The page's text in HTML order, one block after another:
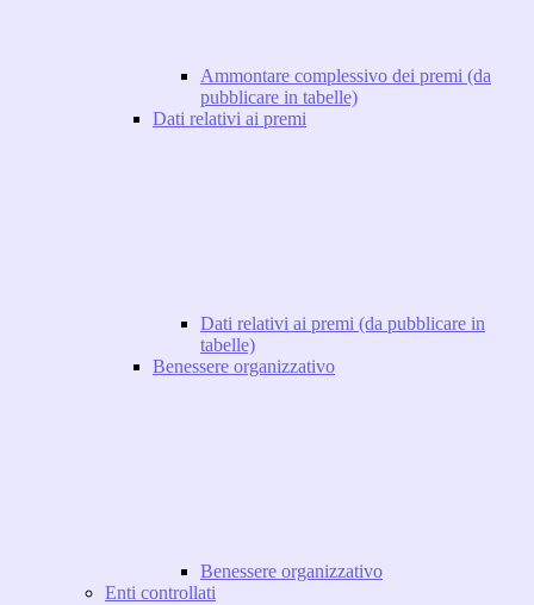
Ammontare complessivo dei premi (da
pubblicare in tabelle)
Dati relativi ai premi
Dati relativi ai premi (da pubblicare in
tabelle)
Benessere organizzativo
Benessere organizzativo
Enti controllati